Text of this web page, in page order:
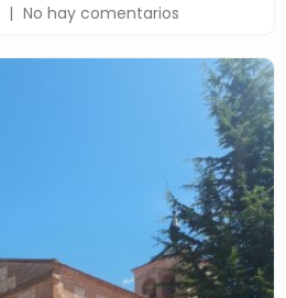
No hay comentarios